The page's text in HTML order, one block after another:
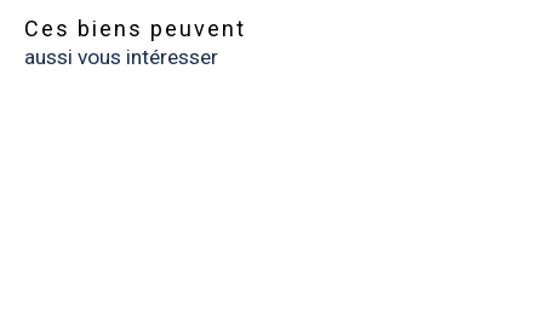
Ces biens peuvent
aussi vous intéresser